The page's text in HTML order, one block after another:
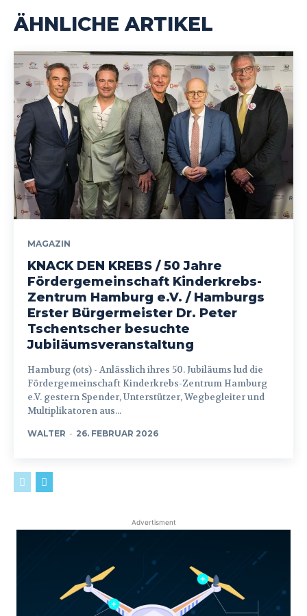
ÄHNLICHE ARTIKEL
MAGAZIN
KNACK DEN KREBS / 50 Jahre
Fördergemeinschaft Kinderkrebs-
Zentrum Hamburg e.V. / Hamburgs
Erster Bürgermeister Dr. Peter
Tschentscher besuchte
Jubiläumsveranstaltung
Hamburg (ots) - Anlässlich ihres 50. Jubiläums lud die
Fördergemeinschaft Kinderkrebs-Zentrum Hamburg
e.V. gestern Spender, Unterstützer, Wegbegleiter und
Multiplikatoren aus...
WALTER - 26. FEBRUAR 2026
Advertisment